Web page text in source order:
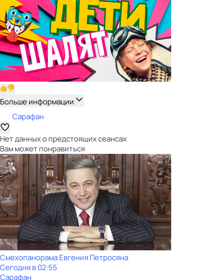
Больше информации
Сарафан
Нет данных о предстоящих сеансах
Вам может понравиться
Смехопанорама Евгения Петросяна
Сегодня в 02:55
Сарафан